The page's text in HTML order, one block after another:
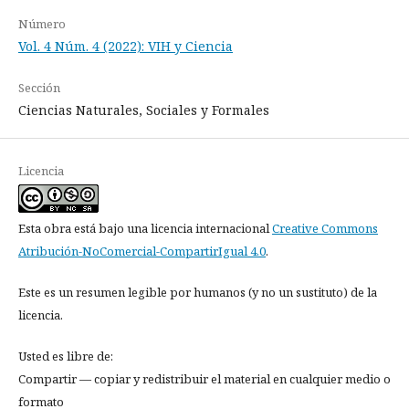
Número
Vol. 4 Núm. 4 (2022): VIH y Ciencia
Sección
Ciencias Naturales, Sociales y Formales
Licencia
Esta obra está bajo una licencia internacionalCreative Commons
Atribución-NoComercial-CompartirIgual 4.0.
Este es un resumen legible por humanos (y no un sustituto) de la
licencia.
Usted es libre de:
Compartir — copiar y redistribuir el material en cualquier medio o
formato